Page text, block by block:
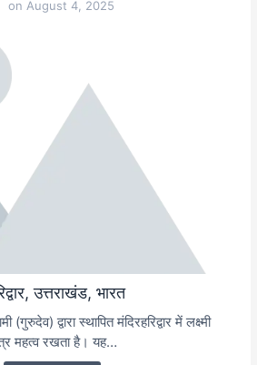
on August 4, 2025
उत्तराखंड, भारत
द्वारा स्थापित मंदिरहरिद्वार में लक्ष्मी
महत्व रखता है। यह…